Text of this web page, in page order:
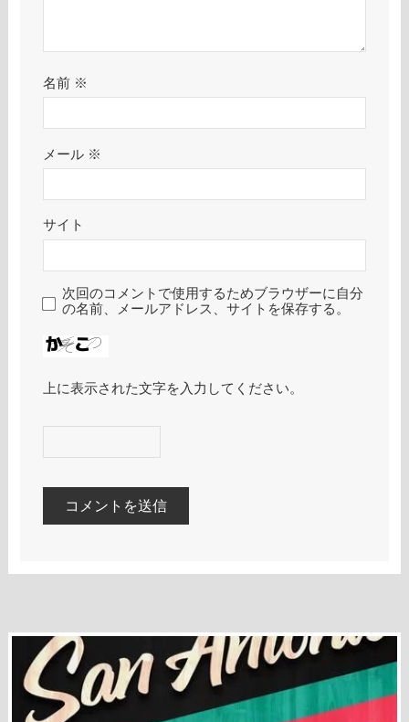
名前 ※
メール ※
サイト
次回のコメントで使用するためブラウザーに自分
の名前、メールアドレス、サイトを保存する。
上に表示された文字を入力してください。